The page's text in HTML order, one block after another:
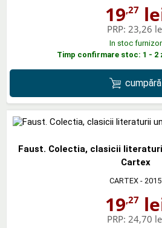
19,27
PRP: 23,26
In stoc furnizor
Timp confirmare stoc: 1 - 2
cumpără
Faust. Colectia, clasicii
Cartex
CARTEX - 2015
19,27
PRP: 24,70